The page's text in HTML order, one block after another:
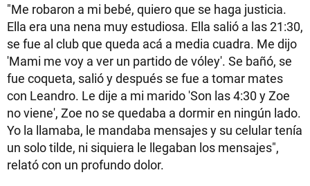
"Me robaron a mi bebé, quiero que se haga justicia.
Ella era una nena muy estudiosa. Ella salió a las 21:30,
se fue al club que queda acá a media cuadra. Me dijo
'Mami me voy a ver un partido de vóley'. Se bañó, se
fue coqueta, salió y después se fue a tomar mates
con Leandro. Le dije a mi marido 'Son las 4:30 y Zoe
no viene', Zoe no se quedaba a dormir en ningún lado.
Yo la llamaba, le mandaba mensajes y su celular tenía
un solo tilde, ni siquiera le llegaban los mensajes",
relató con un profundo dolor.